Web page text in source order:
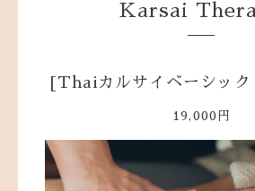
Karsai
[Thaiカルサイベーシック
19,000円